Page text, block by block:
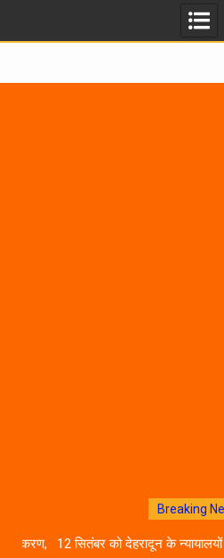
Breaking
12 सितंबर को देहरादून के न्यायालयों में